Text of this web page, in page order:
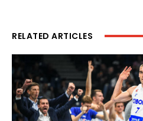
RELATED ARTICLES